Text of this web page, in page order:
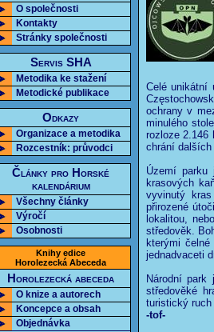
O společnosti
Kontakty
Stránky společnosti
Servis SHA
Metodika ke stažení
Metodické publikace
Odkazy
Organizace a metodika
Rozcestník: průvodci
Články pro Horské
kalendárium
Všechny články
Výročí
Osobnosti
Knihy edice
Horolezecká Abeceda
Horolezecká abeceda
O knize a autorech
Koncepce a obsah
Objednávka
Celé unikátní
ochrany v
minulého
rozloze 2.146
chrání dalších
Území parku
krasových
vyvinutý
přirozené
lokalitou,
středověk.
kterými
jednadvaceti
Národní
středověké
turistický
-tof-